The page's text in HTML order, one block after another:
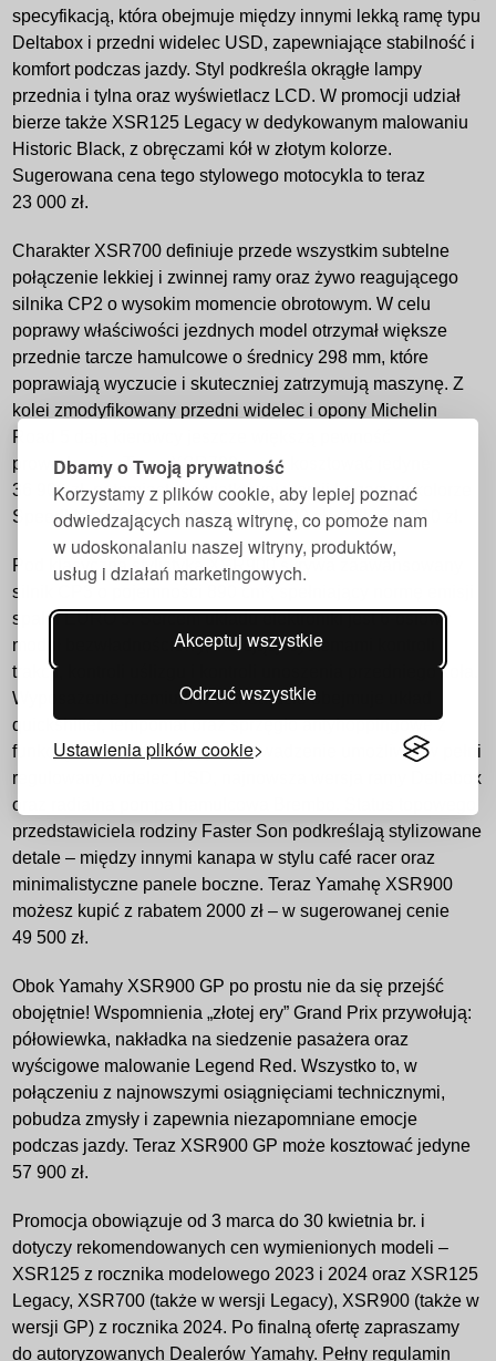
Dbamy o Twoją prywatność
Korzystamy z plików cookie, aby lepiej poznać
odwiedzających naszą witrynę, co pomoże nam
w udoskonalaniu naszej witryny, produktów,
usług i działań marketingowych.
Akceptuj wszystkie
Odrzuć wszystkie
Ustawienia plików cookie
specyfikacją, która obejmuje między innymi lekką ramę typu
Deltabox i przedni widelec USD, zapewniające stabilność i
komfort podczas jazdy. Styl podkreśla okrągłe lampy
przednia i tylna oraz wyświetlacz LCD. W promocji udział
bierze także XSR125 Legacy w dedykowanym malowaniu
Historic Black, z obręczami kół w złotym kolorze.
Sugerowana cena tego stylowego motocykla to teraz
23 000 zł.
Charakter XSR700 definiuje przede wszystkim subtelne
połączenie lekkiej i zwinnej ramy oraz żywo reagującego
silnika CP2 o wysokim momencie obrotowym. W celu
poprawy właściwości jezdnych model otrzymał większe
przednie tarcze hamulcowe o średnicy 298 mm, które
poprawiają wyczucie i skuteczniej zatrzymują maszynę. Z
kolei zmodyfikowany przedni widelec i opony Michelin
Road 5 dają kierowcy jeszcze większą pewność
prowadzenia. Teraz XSR700 może kosztować jedyne
36 900 zł, natomiast w wyjątkowej wersji Legacy w kolorze
Speedblock Silver, z rabatem aż 2600 zł – tylko 39 900 zł.
Pod klasyczną stylistyką XSR900 skrywa zaawansowany
silnik CP3 o pojemności 890 cm³, spełniający normę emisji
spalin EURO 5. Sercem układu elektroniki jest 6-osiowy
moduł bezwładnościowy, sterujący systemami kontroli
trakcji, kontroli uślizgu i kontroli unoszenia przedniego koła.
Wyposażenie premium w standardzie obejmuje układ
quickshifter, tempomat oraz sprzęgło antyhoppingowe z
funkcją docisku. Precyzyjne prowadzenie umożliwia w pełni
regulowany widelec USD, najnowsza wersja ramy Deltabox
oraz radialna pompa hamulcowa Brembo. Status topowego
przedstawiciela rodziny Faster Son podkreślają stylizowane
detale – między innymi kanapa w stylu café racer oraz
minimalistyczne panele boczne. Teraz Yamahę XSR900
możesz kupić z rabatem 2000 zł – w sugerowanej cenie
49 500 zł.
Obok Yamahy XSR900 GP po prostu nie da się przejść
obojętnie! Wspomnienia „złotej ery” Grand Prix przywołują:
półowiewka, nakładka na siedzenie pasażera oraz
wyścigowe malowanie Legend Red. Wszystko to, w
połączeniu z najnowszymi osiągnięciami technicznymi,
pobudza zmysły i zapewnia niezapomniane emocje
podczas jazdy. Teraz XSR900 GP może kosztować jedyne
57 900 zł.
Promocja obowiązuje od 3 marca do 30 kwietnia br. i
dotyczy rekomendowanych cen wymienionych modeli –
XSR125 z rocznika modelowego 2023 i 2024 oraz XSR125
Legacy, XSR700 (także w wersji Legacy), XSR900 (także w
wersji GP) z rocznika 2024. Po finalną ofertę zapraszamy
do autoryzowanych Dealerów Yamahy. Pełny regulamin